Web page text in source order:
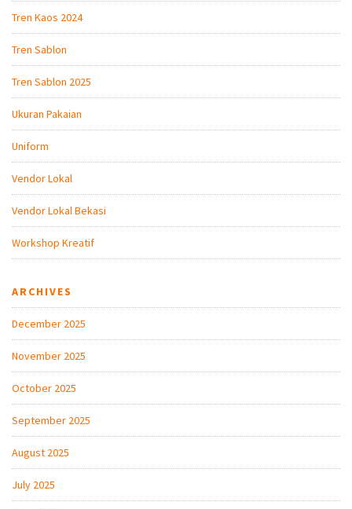
Tren Kaos 2024
Tren Sablon
Tren Sablon 2025
Ukuran Pakaian
Uniform
Vendor Lokal
Vendor Lokal Bekasi
Workshop Kreatif
ARCHIVES
December 2025
November 2025
October 2025
September 2025
August 2025
July 2025